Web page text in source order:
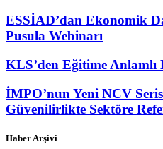
ESSİAD’dan Ekonomik
Pusula Webinarı
KLS’den Eğitime Anlamlı
İMPO’nun Yeni NCV
Güvenilirlikte Sektöre
Haber Arşivi